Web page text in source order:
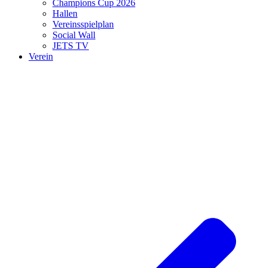
Champions Cup 2026
Hallen
Vereinsspielplan
Social Wall
JETS TV
Verein